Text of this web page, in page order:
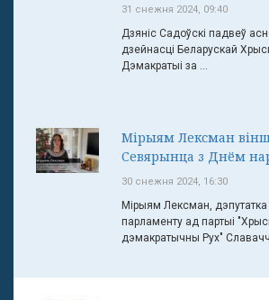
31 снежня 2024, 09:40
Дзяніс Садоўскі падвеў
дзейнасці Беларускай
Дэмакратыі за ...
Мірыям Лексман
Севярынца з Днём
30 снежня 2024, 16:30
Мірыям Лексман, дэпутатка
парламенту ад партыі
дэмакратычны Рух"